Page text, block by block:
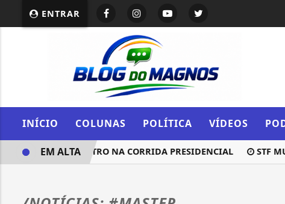
ENTRAR
INÍCIO COLUNAS POLÍTICA VÍDEOS
MANTERÁ NEUTRO NA CORRIDA PRESIDENCIAL STF
EM ALTA